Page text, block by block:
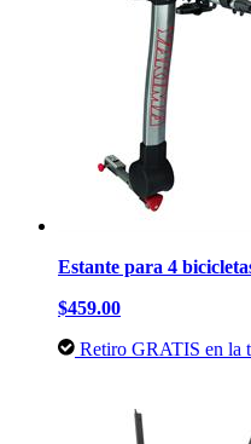
Estante para 4
$459.00
Retiro GRATIS en la